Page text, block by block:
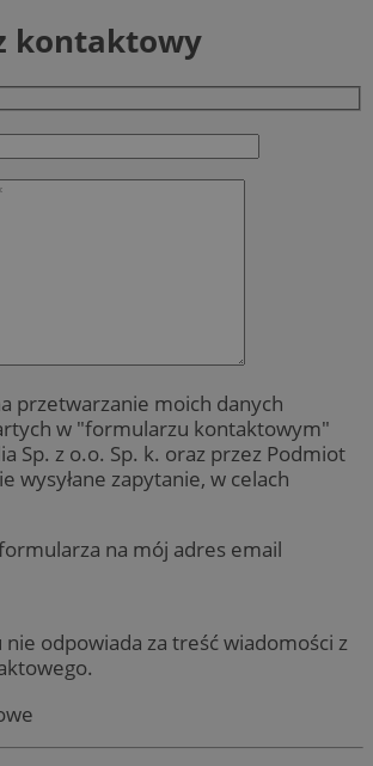
kontaktowy
przetwarzanie moich danych
w "formularzu kontaktowym"
Sp. z o.o. Sp. k. oraz przez Podmiot
wysyłane zapytanie, w celach
na mój adres email
odpowiada za treść wiadomości z